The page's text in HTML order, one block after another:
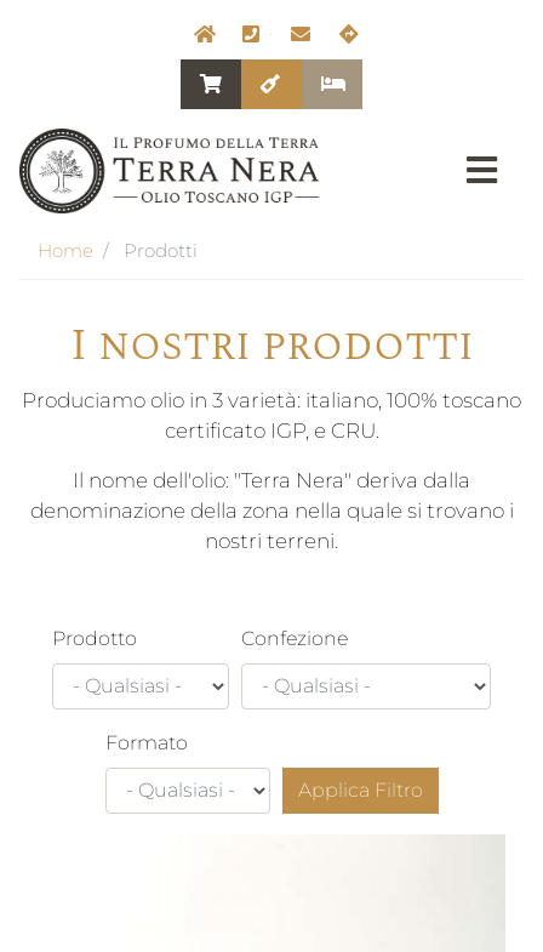
Navigazione
Home+39.334.7156144
info@olioterranera.it
Navigazione
Shop DEGUSTAZIONI DI OLIO
Breadcrumb
Home Prodotti
I nostri prodotti
Produciamo olio in 3 varietà: italiano, 100% toscano
certificato IGP, e CRU.
Il nome dell'olio: "Terra Nera" deriva dalla
denominazione della zona nella quale si trovano i
nostri terreni.
Prodotto Confezione
Formato
Applica Filtro